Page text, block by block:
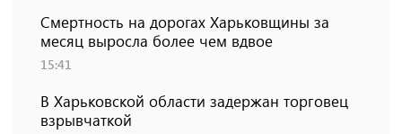
Смертность на дорогах Харьковщины за
месяц выросла более чем вдвое
15:41
В Харьковской области задержан торговец
взрывчаткой